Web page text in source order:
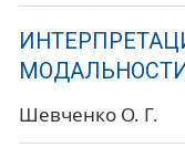
Шевченко О. Г.